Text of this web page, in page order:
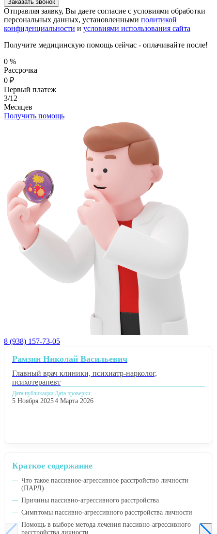
Заказать звонок
Отправляя заявку, Вы даете согласие с условиями обработки
персональных данных, установленными политикой
конфиденциальности и условиями использования сайта
Получите медицинскую помощь сейчас - оплачивайте после!
0 %
Рассрочка
0 ₽
Первый платеж
3/12
Месяцев
Получить помощь
8 (938) 157-73-05
Краткое содержание
Что такое пассивное-агрессивное расстройство личности
(ПАРЛ)
Причины пассивно-агрессивного расстройства
Симптомы пассивно-агрессивного расстройства личности
Помощь в выборе метода лечения пассивно-агрессивного
расстройства личности
Рамзин Николай Васильевич
Главный врач клиники, психиатр-нарколог,
психотерапевт
Дата публикации:
5 Ноября 2025
Дата проверки:
4 Марта 2026